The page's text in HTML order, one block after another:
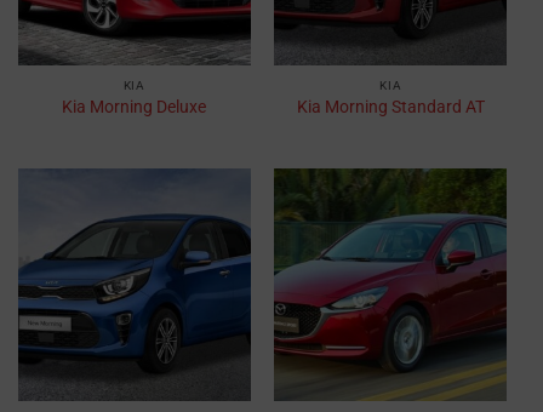
KIA
Kia Morning Deluxe
KIA
Kia Morning Standard AT